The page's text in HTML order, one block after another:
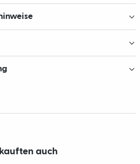
auch